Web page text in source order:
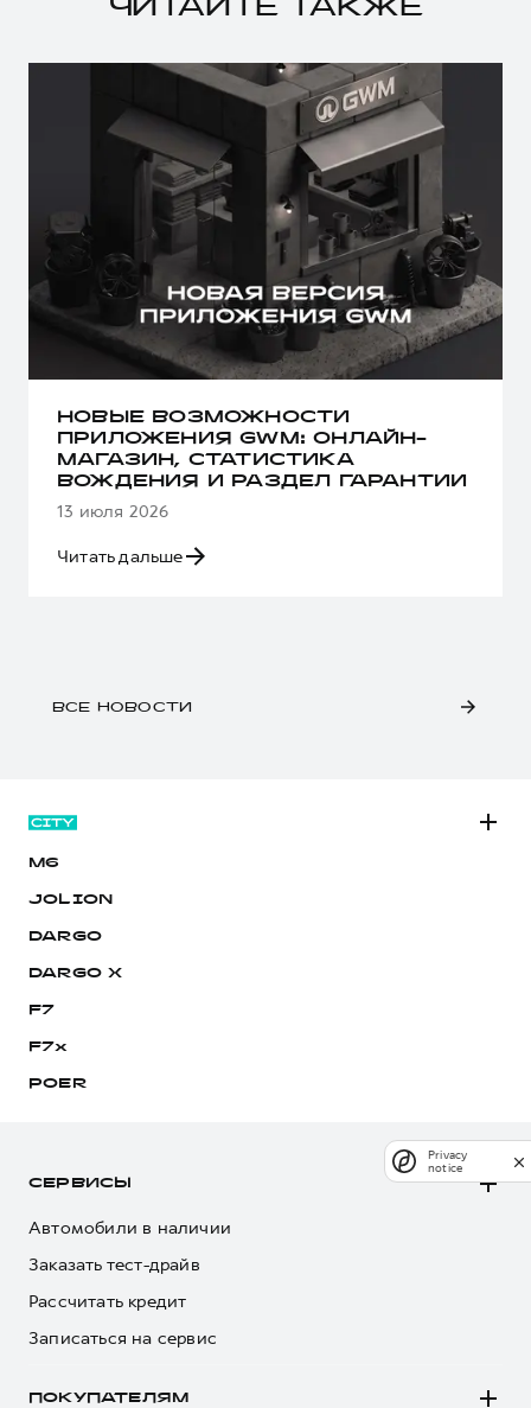
ЧИТАЙТЕ ТАКЖЕ
НОВЫЕ ВОЗМОЖНОСТИ
ПРИЛОЖЕНИЯ GWM: ОНЛАЙН-
МАГАЗИН, СТАТИСТИКА
ВОЖДЕНИЯ И РАЗДЕЛ ГАРАНТИИ
13 июля 2026
Читать дальше
ВСЕ НОВОСТИ
M6
JOLION
DARGO
DARGO Х
F7
F7x
POER
СЕРВИСЫ
Автомобили в наличии
Заказать тест-драйв
Рассчитать кредит
Записаться на сервис
ПОКУПАТЕЛЯМ
Privacy
notice